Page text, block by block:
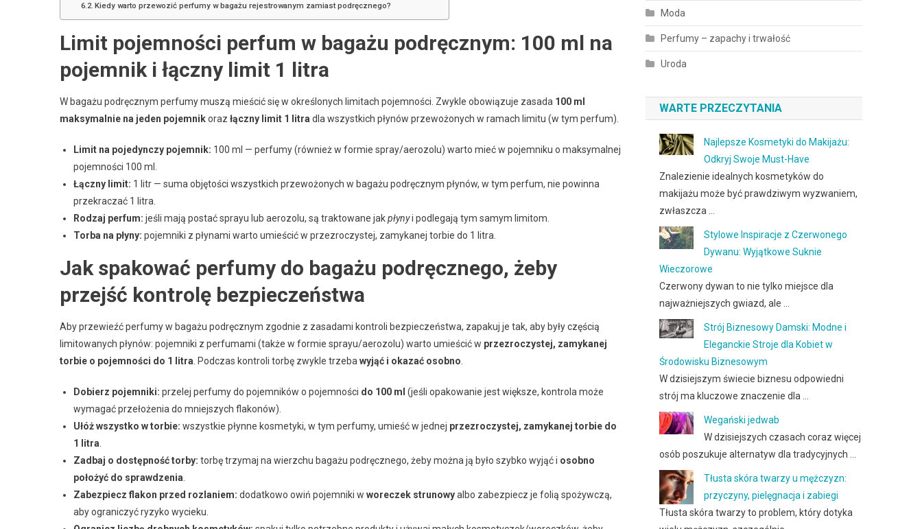
Kiedy warto przewozić perfumy w bagażu rejestrowanym zamiast podręcznego?
Limit pojemności perfum w bagażu podręcznym: 100 ml na
pojemnik i łączny limit 1 litra
W bagażu podręcznym perfumy muszą mieścić się w określonych limitach pojemności. Zwykle obowiązuje zasada 100 ml
maksymalnie na jeden pojemnikoraz łączny limit 1 litradla wszystkich płynów przewożonych w ramach limitu (w tym perfum).
Limit na pojedynczy pojemnik: 100 ml — perfumy (również w formie spray/aerozolu) warto mieć w pojemniku o maksymalnej
pojemności 100 ml.
Łączny limit: 1 litr — suma objętości wszystkich przewożonych w bagażu podręcznym płynów, w tym perfum, nie powinna
przekraczać 1 litra.
Rodzaj perfum: jeśli mają postać sprayu lub aerozolu, są traktowane jakpłynyi podlegają tym samym limitom.
Torba na płyny: pojemniki z płynami warto umieścić w przezroczystej, zamykanej torbie do 1 litra.
Jak spakować perfumy do bagażu podręcznego, żeby
przejść kontrolę bezpieczeństwa
Aby przewieźć perfumy w bagażu podręcznym zgodnie z zasadami kontroli bezpieczeństwa, zapakuj je tak, aby były częścią
limitowanych płynów: pojemniki z perfumami (także w formie sprayu/aerozolu) warto umieścić w przezroczystej, zamykanej
torbie o pojemności do 1 litra. Podczas kontroli torbę zwykle trzebawyjąć i okazać osobno.
Dobierz pojemniki: przelej perfumy do pojemników o pojemności do 100 ml (jeśli opakowanie jest większe, kontrola może
wymagać przełożenia do mniejszych flakonów).
Ułóż wszystko w torbie: wszystkie płynne kosmetyki, w tym perfumy, umieść w jednej przezroczystej, zamykanej torbie do
1 litra.
Zadbaj o dostępność torby: torbę trzymaj na wierzchu bagażu podręcznego, żeby można ją było szybko wyjąć i osobno
położyć do sprawdzenia.
Zabezpiecz flakon przed rozlaniem: dodatkowo owiń pojemniki w woreczek strunowyalbo zabezpiecz je folią spożywczą,
aby ograniczyć ryzyko wycieku.
Moda
Perfumy – zapachy i trwałość
Uroda
WARTE PRZECZYTANIA
Najlepsze Kosmetyki do Makijażu:
Odkryj Swoje Must-Have
Znalezienie idealnych kosmetyków do
makijażu może być prawdziwym wyzwaniem,
zwłaszcza …
Stylowe Inspiracje z Czerwonego
Dywanu: Wyjątkowe Suknie
Wieczorowe
Czerwony dywan to nie tylko miejsce dla
najważniejszych gwiazd, ale …
Strój Biznesowy Damski: Modne i
Eleganckie Stroje dla Kobiet w
Środowisku Biznesowym
W dzisiejszym świecie biznesu odpowiedni
strój ma kluczowe znaczenie dla …
Wegański jedwab
W dzisiejszych czasach coraz więcej
osób poszukuje alternatyw dla tradycyjnych …
Tłusta skóra twarzy u mężczyzn:
przyczyny, pielęgnacja i zabiegi
Tłusta skóra twarzy to problem, który dotyka